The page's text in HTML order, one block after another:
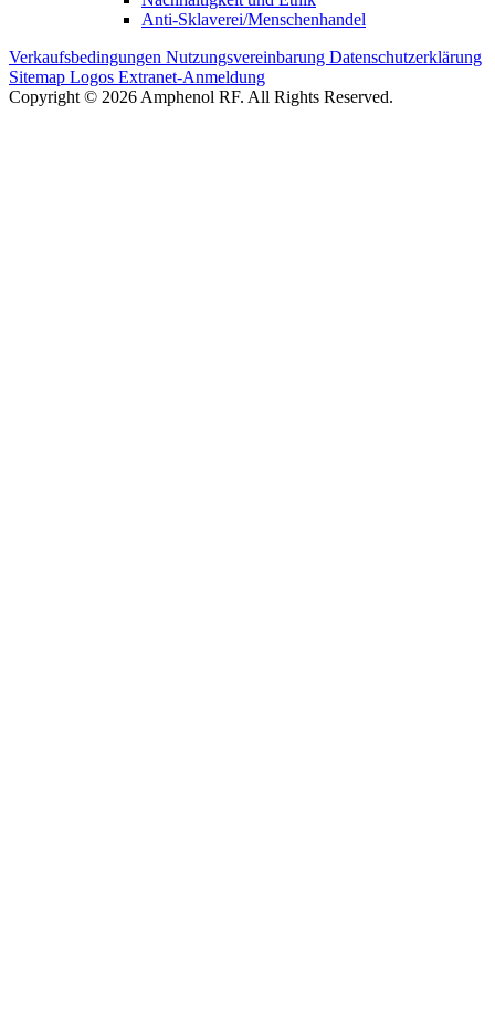
Anti-Sklaverei/Menschenhandel
Verkaufsbedingungen Nutzungsvereinbarung Datenschutzerklärung
Sitemap Logos Extranet-Anmeldung
Copyright © 2026 Amphenol RF. All Rights Reserved.